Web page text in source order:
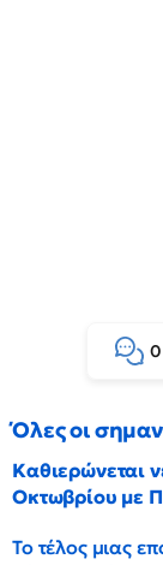
0
Όλες οι
Καθιερώνεται
Οκτωβρίου με
Το τέλος μιας